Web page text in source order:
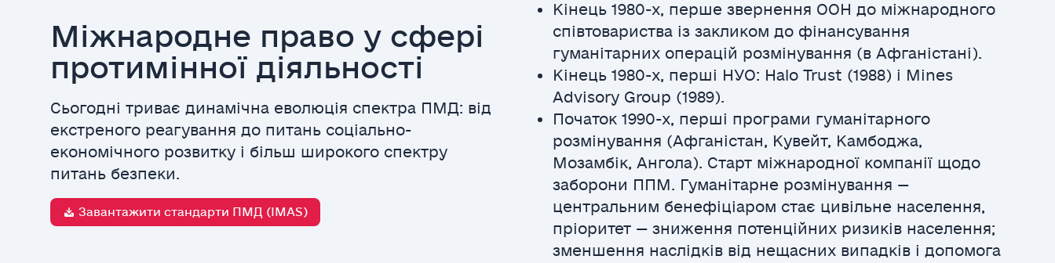
Міжнародне право у сфері
протимінної діяльності
Сьогодні триває динамічна еволюція спектра ПМД: від
екстреного реагування до питань соціально-
економічного розвитку і більш широкого спектру
питань безпеки.
Завантажити стандарти ПМД (IMAS)
Кінець 1980-х, перше звернення ООН до міжнародного
співтовариства із закликом до фінансування
гуманітарних операцій розмінування (в Афганістані).
Кінець 1980-х, перші НУО: Halo Trust (1988) і Mines
Advisory Group (1989).
Початок 1990-х, перші програми гуманітарного
розмінування (Афганістан, Кувейт, Камбоджа,
Мозамбік, Ангола). Старт міжнародної компанії щодо
заборони ППМ. Гуманітарне розмінування —
центральним бенефіціаром стає цивільне населення,
пріоритет — зниження потенційних ризиків населення;
зменшення наслідків від нещасних випадків і допомога